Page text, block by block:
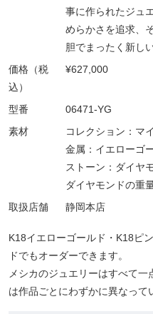
事に作られたジュ
めらかさを追求、
胆でまったく新し
価格（税
込）
¥627,000
型番
06471-YG
素材
コレクション：マ
金属：イエローゴ
ストーン：ダイヤ
ダイヤモンドの重
取扱店舗
静岡本店
K18イエローゴールド・K18ピ
ドでもオーダーできます。
メシカのジュエリーはすべて
は作品ごとにわずかに異なって